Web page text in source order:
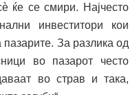
ќе се смири. Најчесто
инвеститори кои
За разлика од
во пазарот често
во страв и така,